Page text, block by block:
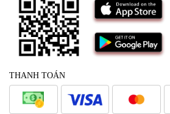
THANH TOÁN